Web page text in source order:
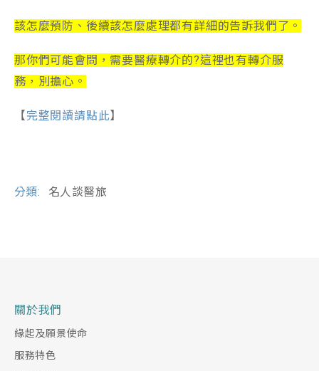
該怎麼預防、後續該怎麼處理都有詳細的告訴我們了。
那你們可能會問，需要醫療轉介的?這裡也有轉介服
務，別擔心。
【 完整閱讀請點此】
分類: 名人談醫旅
關於我們
緣起及願景使命
服務特色